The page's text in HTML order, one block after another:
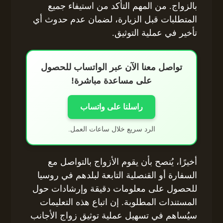
بالزواج. من المهم التأكد من استيفاء جميع
المتطلبات قبل الزيارة، لضمان عدم حدوث أي
تأخير في عملية التوثيق.
تواصل معنا الآن عبر الواتساب للحصول
على مساعدة مباشرة!
راسلنا على واتساب
الرد سريع خلال ساعات العمل.
أخيرًا، يُنصح بأن يقوم الأزواج بالتواصل مع
السفارة أو القنصلية التابعة لبلدهم في روسيا
للحصول على معلومات دقيقة وإرشادات حول
المستندات المطلوبة. إن اتباع هذه التعليمات
سيُساهم في تسهيل عملية توثيق زواج الأجانب